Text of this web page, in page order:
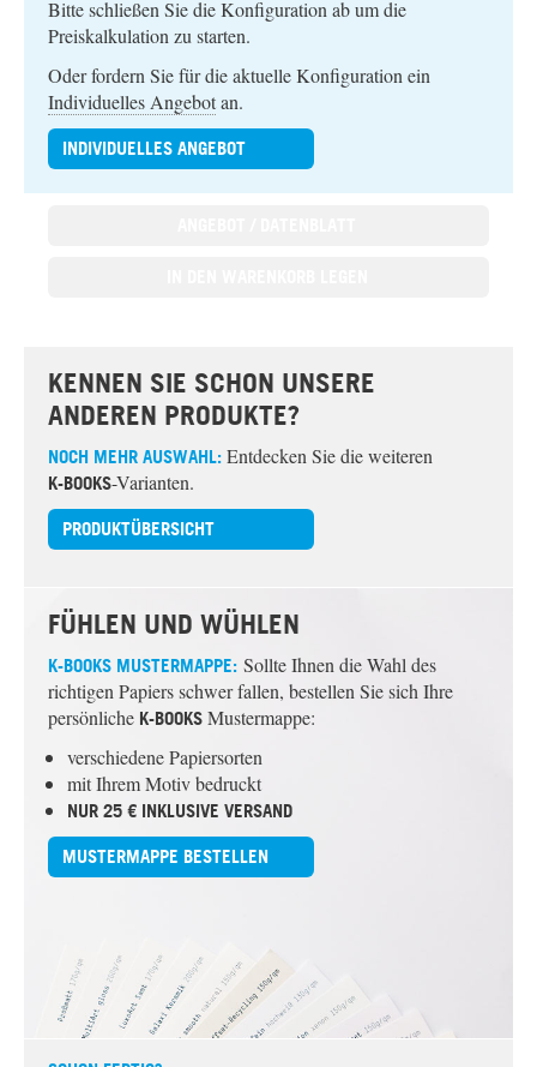
Bitte schließen Sie die Konfiguration ab um die
Preiskalkulation zu starten.
Oder fordern Sie für die aktuelle Konfiguration ein
Individuelles Angebotan.
INDIVIDUELLES ANGEBOT
KENNEN SIE SCHON UNSERE
ANDEREN PRODUKTE?
NOCH MEHR AUSWAHL: Entdecken Sie die weiteren
K-BOOKS-Varianten.
PRODUKTÜBERSICHT
FÜHLEN UND WÜHLEN
K-BOOKS MUSTERMAPPE: Sollte Ihnen die Wahl des
richtigen Papiers schwer fallen, bestellen Sie sich Ihre
persönliche K-BOOKS Mustermappe:
verschiedene Papiersorten
mit Ihrem Motiv bedruckt
NUR 25 € INKLUSIVE VERSAND
MUSTERMAPPE BESTELLEN